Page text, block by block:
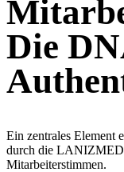
Die
Ein zentrales Element
durch die
Mitarbeiterstimmen.